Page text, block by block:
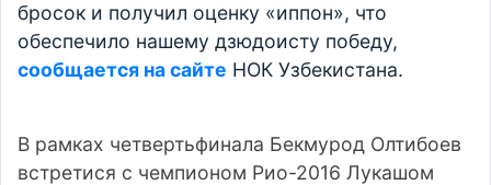
бросок и получил оценку «иппон», что
обеспечило нашему дзюдоисту победу,
сообщается на сайте НОК Узбекистана.
В рамках четвертьфинала Бекмурод Олтибоев
встретися с чемпионом Рио-2016 Лукашом